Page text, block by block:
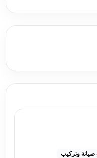
وتركيب